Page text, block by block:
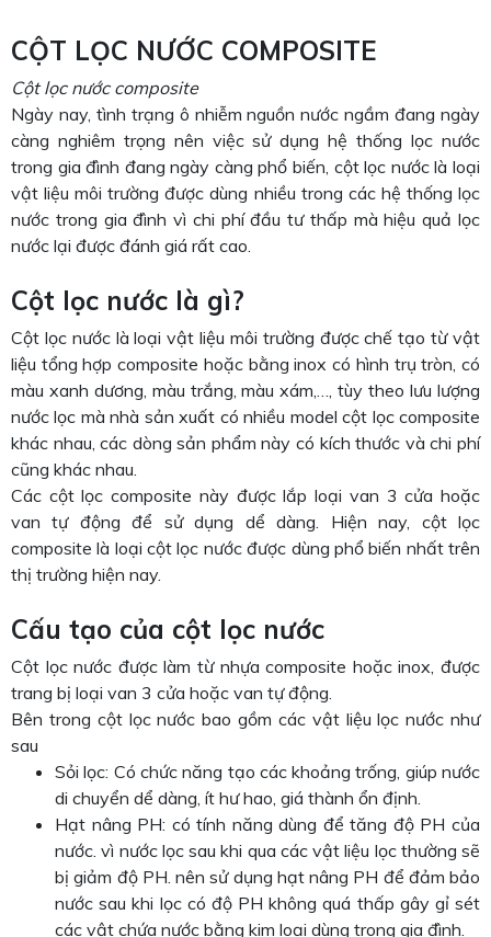
CỘT LỌC NƯỚC COMPOSITE
Cột lọc nước composite
Ngày nay, tình trạng ô nhiễm nguồn nước ngầm đang ngày
càng nghiêm trọng nên việc sử dụng hệ thống lọc nước
trong gia đình đang ngày càng phổ biến, cột lọc nước là loại
vật liệu môi trường được dùng nhiều trong các hệ thống lọc
nước trong gia đình vì chi phí đầu tư thấp mà hiệu quả lọc
nước lại được đánh giá rất cao.
Cột lọc nước là gì?
Cột lọc nước là loại vật liệu môi trường được chế tạo từ vật
liệu tổng hợp composite hoặc bằng inox có hình trụ tròn, có
màu xanh dương, màu trắng, màu xám,…, tùy theo lưu lượng
nước lọc mà nhà sản xuất có nhiều model cột lọc composite
khác nhau, các dòng sản phẩm này có kích thước và chi phí
cũng khác nhau.
Các cột lọc composite này được lắp loại van 3 cửa hoặc
van tự động để sử dụng dể dàng. Hiện nay, cột lọc
composite là loại cột lọc nước được dùng phổ biến nhất trên
thị trường hiện nay.
Cấu tạo của cột lọc nước
Cột lọc nước được làm từ nhựa composite hoặc inox, được
trang bị loại van 3 cửa hoặc van tự động.
Bên trong cột lọc nước bao gồm các vật liệu lọc nước như
sau
Sỏi lọc: Có chức năng tạo các khoảng trống, giúp nước
di chuyển dể dàng, ít hư hao, giá thành ổn định.
Hạt nâng PH: có tính năng dùng để tăng độ PH của
nước. vì nước lọc sau khi qua các vật liệu lọc thường sẽ
bị giảm độ PH. nên sử dụng hạt nâng PH để đảm bảo
nước sau khi lọc có độ PH không quá thấp gây gỉ sét
các vật chứa nước bằng kim loại dùng trong gia đình.